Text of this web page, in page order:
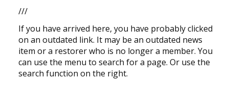
CONTACT
Selecteer de taal
///
If you have arrived here, you have probably clicked
on an outdated link. It may be an outdated news
item or a restorer who is no longer a member. You
can use the menu to search for a page. Or use the
search function on the right.